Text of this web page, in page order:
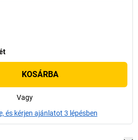
KOSÁRBA
Vagy
és kérjen ajánlatot 3 lépésben